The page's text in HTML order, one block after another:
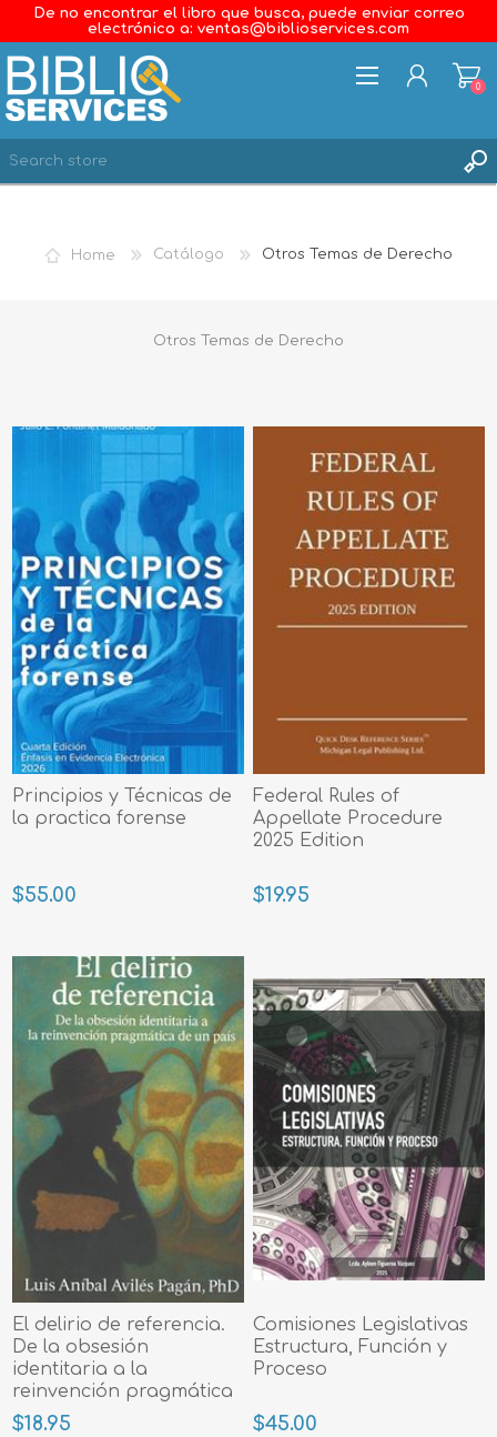
De no encontrar el libro que busca, puede enviar correo
electrónico a: ventas@biblioservices.com
WISHLIST
0
Home Catálogo Otros Temas de Derecho
Otros Temas de Derecho
Principios y Técnicas de
la practica forense
$55.00
Federal Rules of
Appellate Procedure
2025 Edition
$19.95
El delirio de referencia.
De la obsesión
identitaria a la
reinvención pragmática
de un país
$18.95
Comisiones Legislativas
Estructura, Función y
Proceso
$45.00